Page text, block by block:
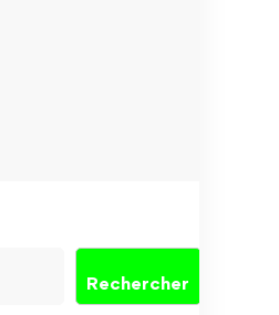
Rechercher